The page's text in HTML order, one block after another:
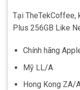
Tại TheTekCoffee,
Plus 256GB Like
Chính hãng
Mỹ LL/A
Hong Kong ZA/